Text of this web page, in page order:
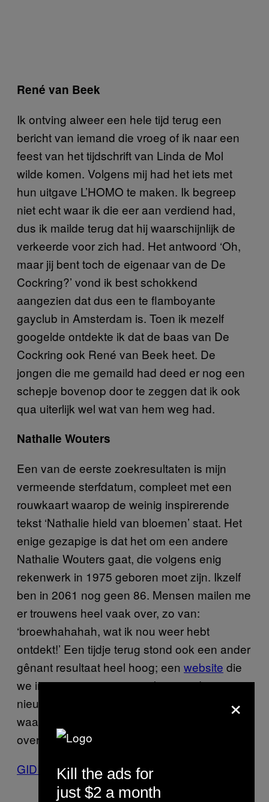
René van Beek
Ik ontving alweer een hele tijd terug een
bericht van iemand die vroeg of ik naar een
feest van het tijdschrift van Linda de Mol
wilde komen. Volgens mij had het iets met
hun uitgave L’HOMO te maken. Ik begreep
niet echt waar ik die eer aan verdiend had,
dus ik mailde terug dat hij waarschijnlijk de
verkeerde voor zich had. Het antwoord ‘Oh,
maar jij bent toch de eigenaar van de De
Cockring?’ vond ik best schokkend
aangezien dat dus een te flamboyante
gayclub in Amsterdam is. Toen ik mezelf
googelde ontdekte ik dat de baas van De
Cockring ook René van Beek heet. De
jongen die me gemaild had deed er nog een
schepje bovenop door te zeggen dat ik ook
qua uiterlijk wel wat van hem weg had.
Nathalie Wouters
Een van de eerste zoekresultaten is mijn
vermeende sterfdatum, compleet met een
rouwkaart waarop de weinig inspirerende
tekst ‘Nathalie hield van bloemen’ staat. Het
enige gezapige is dat het om een andere
Nathalie Wouters gaat, die volgens enig
rekenwerk in 1975 geboren moet zijn. Ikzelf
ben in 2061 nog geen 86. Mensen mailen me
er trouwens heel vaak over, zo van:
‘broewhahahah, wat ik nou weer hebt
ontdekt!’ Een tijdje terug stond ook een ander
gênant resultaat heel hoog; een website die
we in groep 8 moesten maken om dat geinige
nieuwe fenomeen Internet te leren kennen en
waarvoor ik de halve Break-Out! heb
overgetypt.
GIDI HEESAKKERS
×
Kill the ads for
just $2 a month